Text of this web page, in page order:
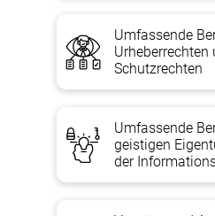
Extras
verwandten Schutzrechten;
Beilegung von Streitigkeiten
Eintragung von Marken im
Umfassende
Schutzrechten
Umfassende
geistigen
der